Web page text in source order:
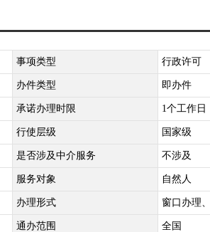
事项类型 行政许可
办件类型 即办件
承诺办理时限 1个工作日
行使层级 国家级
是否涉及中介服务 不涉及
服务对象 自然人
办理形式 窗口办理
通办范围 全国